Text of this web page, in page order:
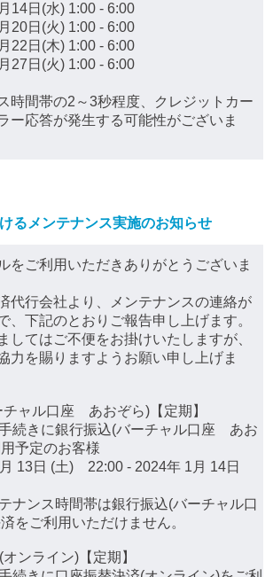
日(水) 1:00 - 6:00
日(火) 1:00 - 6:00
日(木) 1:00 - 6:00
日(火) 1:00 - 6:00
時間帯の2～3秒程度、クレジットカー
ー応答が発生する可能性がございま
るメンテナンス実施のお知らせ
をご利用いただきありがとうございま
代行会社より、メンテナンスの連絡が
、下記のとおりご報告申し上げます。
してはご不便をお掛けいたしますが、
力を賜りますようお願い申し上げま
チャル口座 あおぞら)【定期】
続きに銀行振込(バーチャル口座 あお
予定のお客様
13日 (土) 22:00 - 2024年 1月 14日
ナンス時間帯は銀行振込(バーチャル口
をご利用いただけません。
ンライン)【定期】